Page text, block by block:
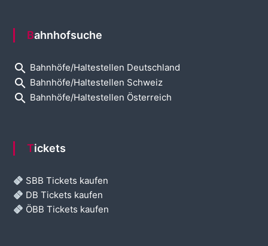
Bahnhofsuche
search Bahnhöfe/Haltestellen Deutschland
search Bahnhöfe/Haltestellen Schweiz
search Bahnhöfe/Haltestellen Österreich
Tickets
SBB Tickets kaufen
DB Tickets kaufen
ÖBB Tickets kaufen